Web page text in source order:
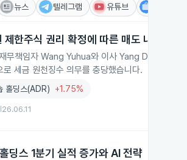
뉴스 텔레그램 유튜브
한주식 권리 확정에 따른 매도 내역
무책임자 Wang Yuhua와 이사 Yang Donghao
세금 원천징수 의무를 충당했습니다.
홀딩스(ADR) +1.75%
26.06.11
딩스 1분기 실적 증가와 AI 전략